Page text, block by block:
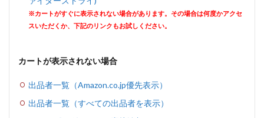
※カートがすぐに表示されない場合があります。その場合は何度かアクセ
スいただくか、下記のリンクもお試しください。
カートが表示されない場合
出品者一覧（Amazon.co.jp優先表示）
出品者一覧（すべての出品者を表示）